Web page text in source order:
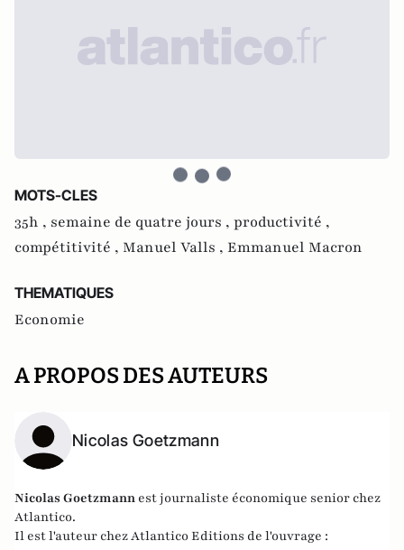
MOTS-CLES
35h , semaine de quatre jours , productivité ,
compétitivité , Manuel Valls , Emmanuel Macron
THEMATIQUES
Economie
A PROPOS DES AUTEURS
Nicolas Goetzmann
Nicolas Goetzmann est journaliste économique senior chez
Atlantico.
Il est l'auteur chezAtlantico Editions de l'ouvrage :